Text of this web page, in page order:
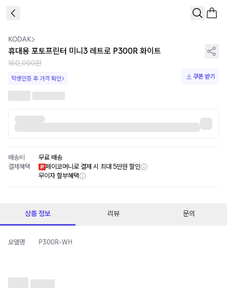
KODAK
휴대용 포토프린터 미니3 레트로 P300R 화이트
160,000원
학생인증 후 가격 확인 쿠폰 받기
배송비
무료 배송
결제혜택
페이코머니로 결제 시 최대 5만원 할인
무이자 할부혜택
상품 정보 리뷰 문의
모델명 P300R-WH